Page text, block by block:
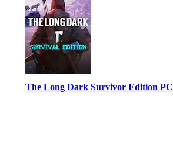
The Long Dark Survivor Edition PC